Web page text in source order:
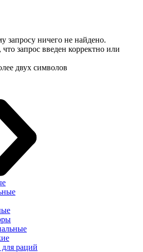
запросу ничего не найдено.
запрос введен корректно или
двух символов
раций